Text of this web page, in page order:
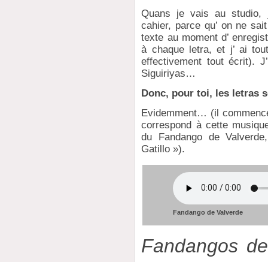
Quans je vais au studio,
cahier, parce qu’ on ne
texte au moment d’
à chaque letra, et j’ ai
effectivement tout écrit).
Siguiriyas…
Donc, pour toi, les letras
Evidemment… (il
correspond à cette
du Fandango de
Gatillo »).
Fandango de Valverde
Fandangos